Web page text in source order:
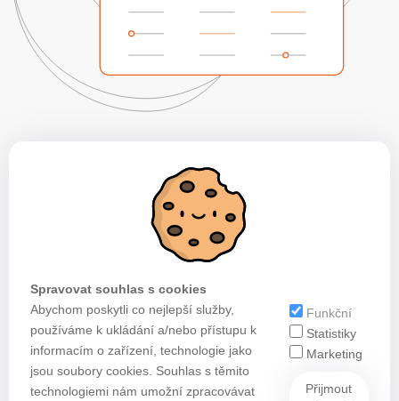
Spravovat souhlas s cookies
Abychom poskytli co nejlepší služby,
používáme k ukládání a/nebo přístupu k
informacím o zařízení, technologie jako
jsou soubory cookies. Souhlas s těmito
technologiemi nám umožní zpracovávat
Funkční
Statistiky
Marketing
Přijmout